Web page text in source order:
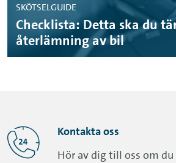
SKÖTSELGUIDE
Checklista: Detta ska du
återlämning av bil
Kontakta oss
Hör av dig till oss om